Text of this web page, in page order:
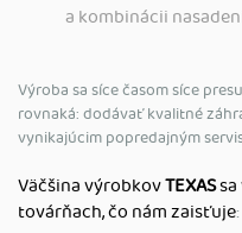
a kombinácii
Výroba sa síce časom síce
rovnaká: dodávať kvalitné
vynikajúcim popredajným
Väčšina výrobkovTEXASsa
továrňach, čo nám zaisťuje: